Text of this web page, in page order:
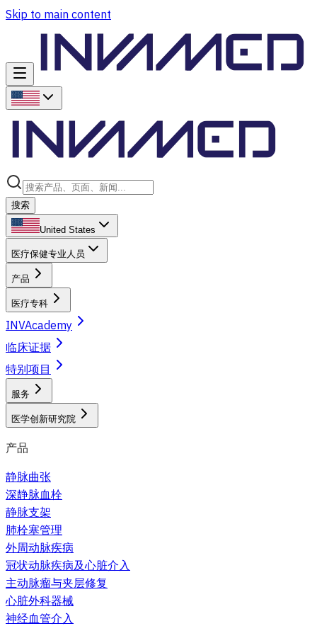
Skip to main content
搜索
United States
医疗保健专业人员
产品
医疗专科
INVAcademy
临床证据
特别项目
服务
医学创新研究院
产品
静脉曲张
深静脉血栓
静脉支架
肺栓塞管理
外周动脉疾病
冠状动脉疾病及心脏介入
主动脉瘤与夹层修复
心脏外科器械
神经血管介入